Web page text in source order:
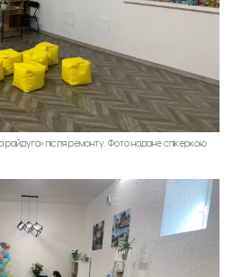
райдуга» після ремонту. Фото надане спікеркою